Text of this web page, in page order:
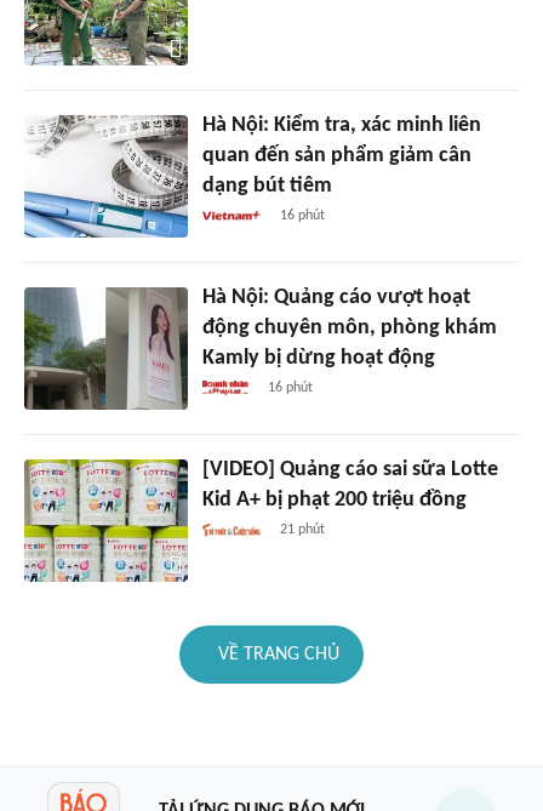
Hà Nội: Kiểm tra, xác minh liên
quan đến sản phẩm giảm cân
dạng bút tiêm
16 phút
Hà Nội: Quảng cáo vượt hoạt
động chuyên môn, phòng khám
Kamly bị dừng hoạt động
16 phút
[VIDEO] Quảng cáo sai sữa Lotte
Kid A+ bị phạt 200 triệu đồng
21 phút
VỀ TRANG CHỦ